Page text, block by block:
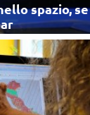
spazio, se